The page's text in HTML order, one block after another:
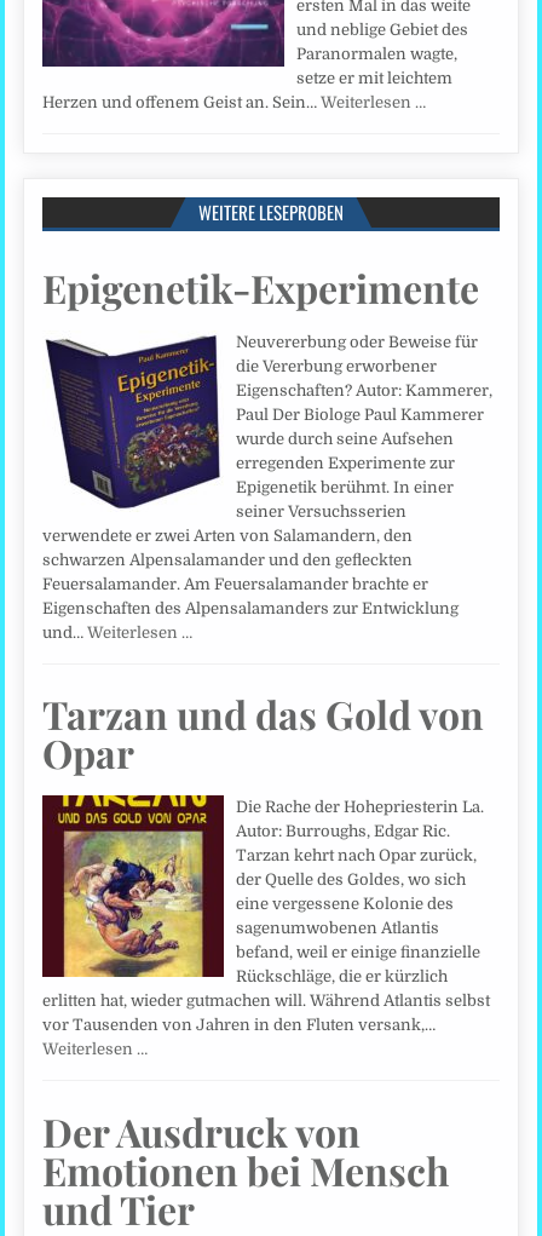
ersten Mal in das weite
und neblige Gebiet des
Paranormalen wagte,
setze er mit leichtem
Herzen und offenem Geist an. Sein…Weiterlesen …
WEITERE LESEPROBEN
Epigenetik-Experimente
Neuvererbung oder Beweise für
die Vererbung erworbener
Eigenschaften? Autor: Kammerer,
Paul Der Biologe Paul Kammerer
wurde durch seine Aufsehen
erregenden Experimente zur
Epigenetik berühmt. In einer
seiner Versuchsserien
verwendete er zwei Arten von Salamandern, den
schwarzen Alpensalamander und den gefleckten
Feuersalamander. Am Feuersalamander brachte er
Eigenschaften des Alpensalamanders zur Entwicklung
und…Weiterlesen …
Tarzan und das Gold von
Opar
Die Rache der Hohepriesterin La.
Autor: Burroughs, Edgar Ric.
Tarzan kehrt nach Opar zurück,
der Quelle des Goldes, wo sich
eine vergessene Kolonie des
sagenumwobenen Atlantis
befand, weil er einige finanzielle
Rückschläge, die er kürzlich
erlitten hat, wieder gutmachen will. Während Atlantis selbst
vor Tausenden von Jahren in den Fluten versank,…
Weiterlesen …
Der Ausdruck von
Emotionen bei Mensch
und Tier